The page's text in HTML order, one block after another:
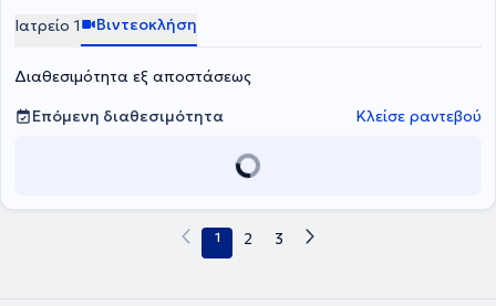
Ελληνικής Ρευματολογικής Εταιρείας.
Ιατρείο 1 Βιντεοκλήση
Διαθεσιμότητα εξ αποστάσεως
Επόμενη διαθεσιμότητα
Κλείσε ραντεβού
1 2 3